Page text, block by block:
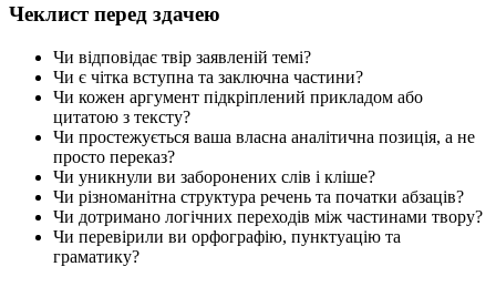
Чеклист перед здачею
Чи відповідає твір заявленій темі?
Чи є чітка вступна та заключна частини?
Чи кожен аргумент підкріплений прикладом або
цитатою з тексту?
Чи простежується ваша власна аналітична позиція, а не
просто переказ?
Чи уникнули ви заборонених слів і кліше?
Чи різноманітна структура речень та початки абзаців?
Чи дотримано логічних переходів між частинами твору?
Чи перевірили ви орфографію, пунктуацію та
граматику?